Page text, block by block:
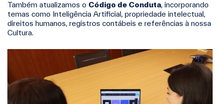
Também atualizamos o Código de Conduta, incorporando
temas como Inteligência Artificial, propriedade intelectual,
direitos humanos, registros contábeis e referências à nossa
Cultura.